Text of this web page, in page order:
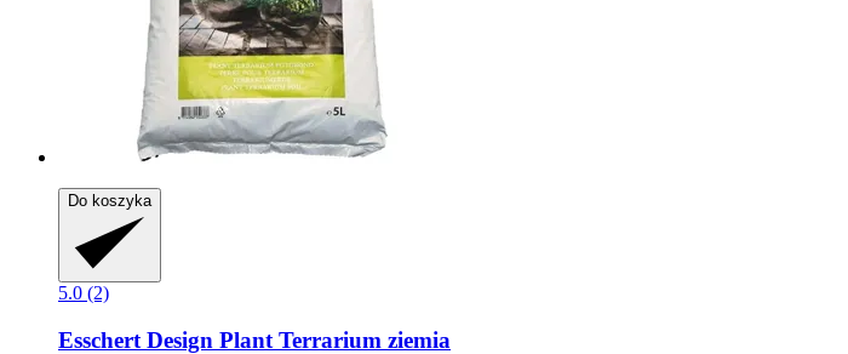
Do koszyka
5.0 (2)
Esschert Design Plant Terrarium ziemia